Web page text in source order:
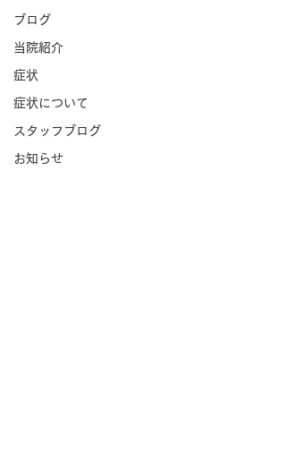
ブログ
当院紹介
症状
症状について
スタッフブログ
お知らせ